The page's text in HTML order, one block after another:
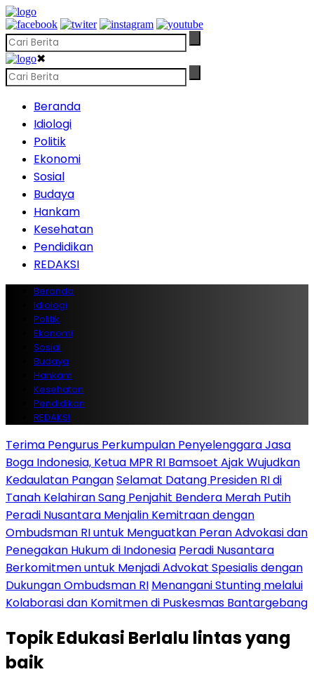
✖
Beranda
Idiologi
Politik
Ekonomi
Sosial
Budaya
Hankam
Kesehatan
Pendidikan
REDAKSI
Beranda
Idiologi
Politik
Ekonomi
Sosial
Budaya
Hankam
Kesehatan
Pendidikan
REDAKSI
Terima Pengurus Perkumpulan Penyelenggara Jasa
Boga Indonesia, Ketua MPR RI Bamsoet Ajak Wujudkan
Kedaulatan PanganSelamat Datang Presiden RI di
Tanah Kelahiran Sang Penjahit Bendera Merah Putih
Peradi Nusantara Menjalin Kemitraan dengan
Ombudsman RI untuk Menguatkan Peran Advokasi dan
Penegakan Hukum di Indonesia Peradi Nusantara
Berkomitmen untuk Menjadi Advokat Spesialis dengan
Dukungan Ombudsman RI Menangani Stunting melalui
Kolaborasi dan Komitmen di Puskesmas Bantargebang
TopikEdukasi Berlalu lintas yang
baik